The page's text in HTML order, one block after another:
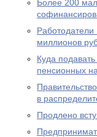
Более 200
миллионов
Куда
пенсионных
в
Продлено